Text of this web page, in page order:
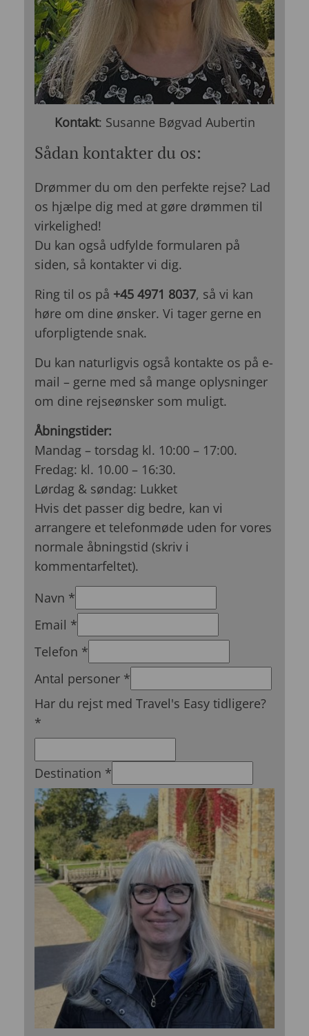
Kontakt: Susanne Bøgvad Aubertin
Sådan kontakter du os:
Drømmer du om den perfekte rejse? Lad
os hjælpe dig med at gøre drømmen til
virkelighed!
Du kan også udfylde formularen på
siden, så kontakter vi dig.
Ring til os på +45 4971 8037, så vi kan
høre om dine ønsker. Vi tager gerne en
uforpligtende snak.
Du kan naturligvis også kontakte os på e-
mail – gerne med så mange oplysninger
om dine rejseønsker som muligt.
Åbningstider:
Mandag – torsdag kl. 10:00 – 17:00.
Fredag: kl. 10.00 – 16:30.
Lørdag & søndag: Lukket
Hvis det passer dig bedre, kan vi
arrangere et telefonmøde uden for vores
normale åbningstid (skriv i
kommentarfeltet).
Navn *
Email *
Telefon *
Antal personer *
Har du rejst med Travel's Easy tidligere?
*
Destination *